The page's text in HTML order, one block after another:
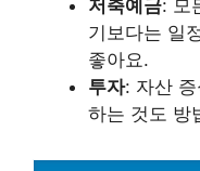
저축예금: 모
기보다는 일
좋아요.
투자: 자산
하는 것도 방